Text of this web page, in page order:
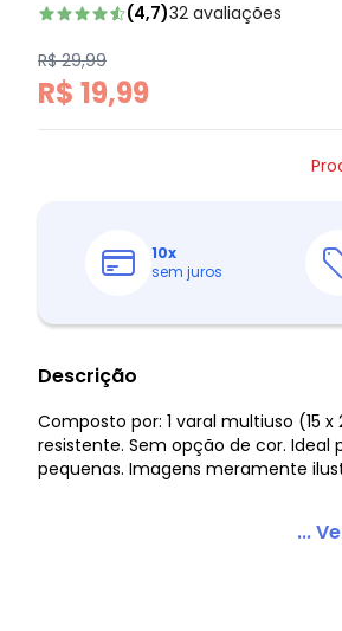
(4,7)32 avaliações
R$ 29,99
R$ 19,99
10x
sem juros
Descrição
Composto por: 1 varal multiuso (15
resistente. Sem opção de cor.
pequenas. Imagens meramente
...